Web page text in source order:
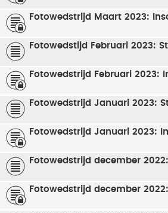
Fotowedstrijd Maart 2023:
Fotowedstijd Februari 2023:
Fotowedstrijd Februari 2023:
Fotowedstrijd Januari 2023:
Fotowedstrijd Januari 2023:
Fotowedstrijd december
Fotowedstrijd december